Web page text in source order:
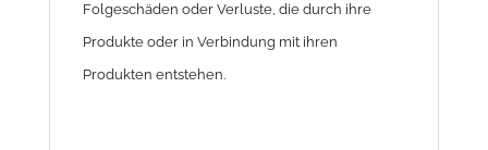
Folgeschäden oder Verluste, die durch ihre
Produkte oder in Verbindung mit ihren
Produkten entstehen.